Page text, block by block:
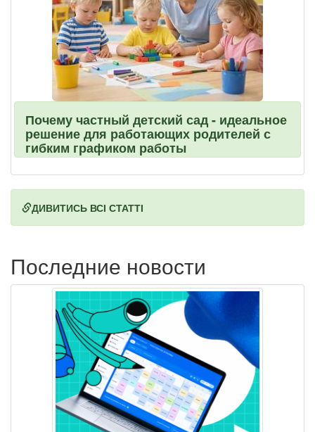
Почему частный детский сад - идеальное
решение для работающих родителей с
гибким графиком работы
ДИВИТИСЬ ВСІ СТАТТІ
Последние новости